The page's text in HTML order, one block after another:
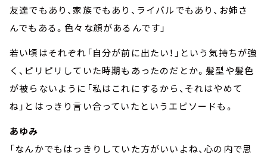
友達でもあり、家族でもあり、ライバルでもあり、お姉さ
んでもある。色々な顔があるんです」
若い頃はそれぞれ「自分が前に出たい！」という気持ちが強
く、ピリピリしていた時期もあったのだとか。髪型や髪色
が被らないように「私はこれにするから、それはやめて
ね」とはっきり言い合っていたというエピソードも。
あゆみ
「なんかでもはっきりしていた方がいいよね、心の内で思